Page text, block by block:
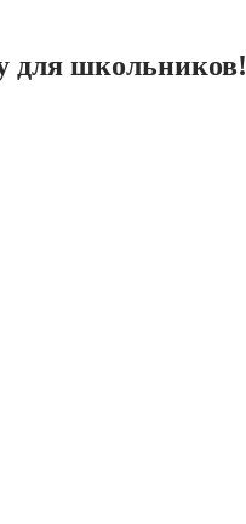
для школьников!